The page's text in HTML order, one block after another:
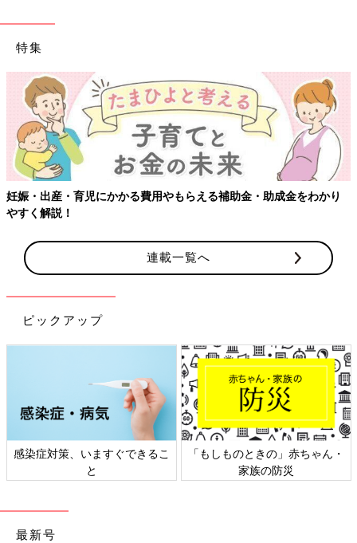
特集
妊娠・出産・育児にかかる費用やもらえる補助金・助成金をわかり
やすく解説！
連載一覧へ
ピックアップ
感染症対策、いますぐできるこ
と
「もしものときの」赤ちゃん・
家族の防災
最新号